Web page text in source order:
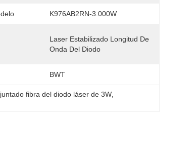
K976AB2RN-3.000W
Laser Estabilizado Longitud De
Onda Del Diodo
BWT
fibra del diodo láser de 3W